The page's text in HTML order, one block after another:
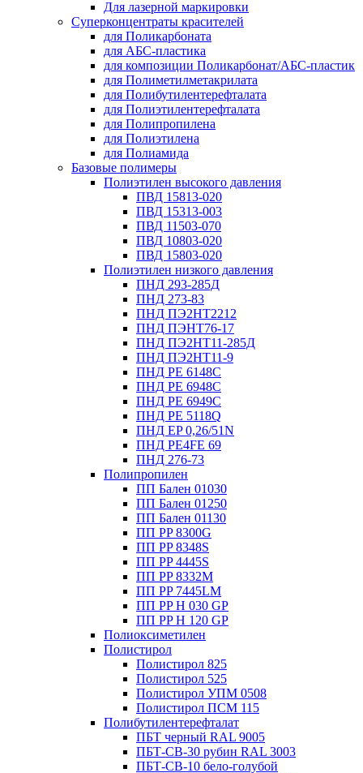
Для лазерной маркировки
Суперконцентраты красителей
для Поликарбоната
для АБС-пластика
для композиции Поликарбонат/АБС-пластик
для Полиметилметакрилата
для Полибутилентерефталата
для Полиэтилентерефталата
для Полипропилена
для Полиэтилена
для Полиамида
Базовые полимеры
Полиэтилен высокого давления
ПВД 15813-020
ПВД 15313-003
ПВД 11503-070
ПВД 10803-020
ПВД 15803-020
Полиэтилен низкого давления
ПНД 293-285Д
ПНД 273-83
ПНД ПЭ2НТ2212
ПНД ПЭНТ76-17
ПНД ПЭ2НТ11-285Д
ПНД ПЭ2НТ11-9
ПНД PE 6148C
ПНД PE 6948C
ПНД PE 6949C
ПНД PE 5118Q
ПНД EP 0,26/51N
ПНД PE4FE 69
ПНД 276-73
Полипропилен
ПП Бален 01030
ПП Бален 01250
ПП Бален 01130
ПП PP 8300G
ПП PP 8348S
ПП PP 4445S
ПП PP 8332M
ПП PP 7445LM
ПП PP H 030 GP
ПП PP H 120 GP
Полиоксиметилен
Полистирол
Полистирол 825
Полистирол 525
Полистирол УПМ 0508
Полистирол ПСМ 115
Полибутилентерефталат
ПБТ черный RAL 9005
ПБТ-СВ-30 рубин RAL 3003
ПБТ-СВ-10 бело-голубой